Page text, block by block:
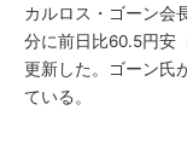
カルロス・ゴーン会
分に前日比60.5円安
更新した。ゴーン氏
ている。